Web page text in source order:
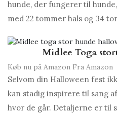
hunde, der fungerer til
med 22 tommer hals og 34
Midlee Toga
Køb nu på Amazon Fra Amazon
Selvom din Halloween fest
kan stadig inspirere til sang
hvor de går. Detaljerne er til